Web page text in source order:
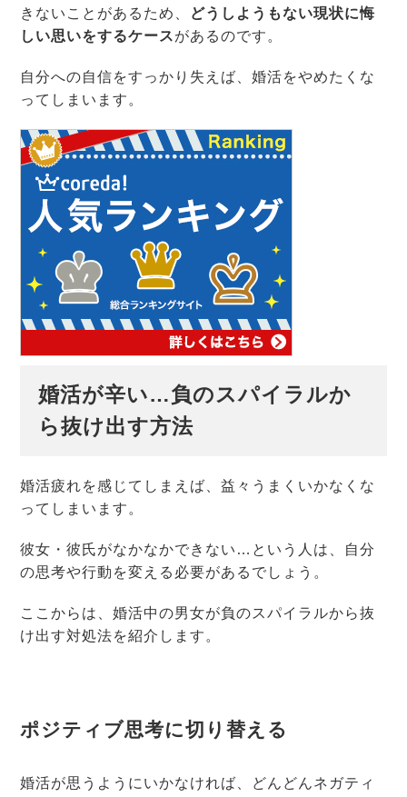
きないことがあるため、
どうしようもない現状に悔
しい思いをするケースがあるのです。
自分への自信をすっかり失えば、婚活をやめたくな
ってしまいます。
婚活が辛い…負のスパイラルか
ら抜け出す方法
婚活疲れを感じてしまえば、益々うまくいかなくな
ってしまいます。
彼女・彼氏がなかなかできない…という人は、自分
の思考や行動を変える必要があるでしょう。
ここからは、婚活中の男女が負のスパイラルから抜
け出す対処法を紹介します。
ポジティブ思考に切り替える
婚活が思うようにいかなければ、どんどんネガティ